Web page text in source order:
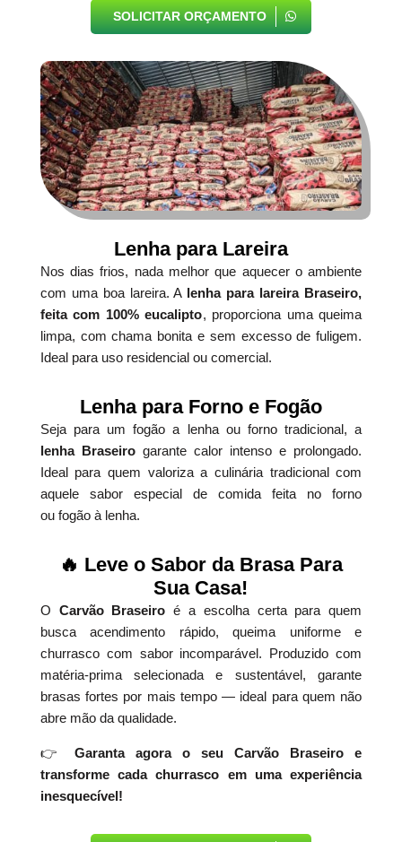
SOLICITAR ORÇAMENTO
Lenha para Lareira
Nos dias frios, nada melhor que aquecer o ambiente
com uma boa lareira. A lenha para lareira Braseiro,
feita com 100% eucalipto, proporciona uma queima
limpa, com chama bonita e sem excesso de fuligem.
Ideal para uso residencial ou comercial.
Lenha para Forno e Fogão
Seja para um fogão a lenha ou forno tradicional, a
lenha Braseirogarante calor intenso e prolongado.
Ideal para quem valoriza a culinária tradicional com
aquele sabor especial de comida feita no forno
ou fogão à lenha.
🔥 Leve o Sabor da Brasa Para
Sua Casa!
O Carvão Braseiro é a escolha certa para quem
busca acendimento rápido, queima uniforme e
churrasco com sabor incomparável. Produzido com
matéria-prima selecionada e sustentável, garante
brasas fortes por mais tempo — ideal para quem não
abre mão da qualidade.
👉
Garanta agora o seu Carvão Braseiro e
transforme cada churrasco em uma experiência
inesquecível!